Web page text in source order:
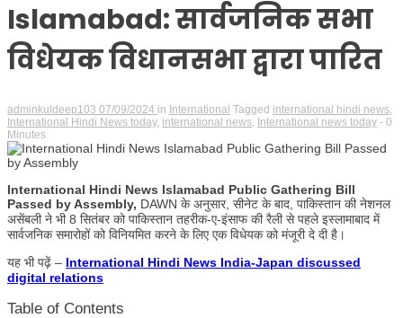
Islamabad: सार्वजनिक सभा
विधेयक विधानसभा द्वारा पारित
adminkuldeep103 07/09/2024 in International Tagged international hindi news,
International Hindi News today, international news, International news today - 0
Minutes
International Hindi News Islamabad Public Gathering Bill
Passed by Assembly, DAWN के अनुसार, सीनेट के बाद, पाकिस्तान की नेशनल
असेंबली ने भी 8 सितंबर को पाकिस्तान तहरीक-ए-इंसाफ की रैली से पहले इस्लामाबाद में
सार्वजनिक समारोहों को विनियमित करने के लिए एक विधेयक को मंजूरी दे दी है।
यह भी पढ़ें – International Hindi News India-Japan discussed
digital relations
Table of Contents